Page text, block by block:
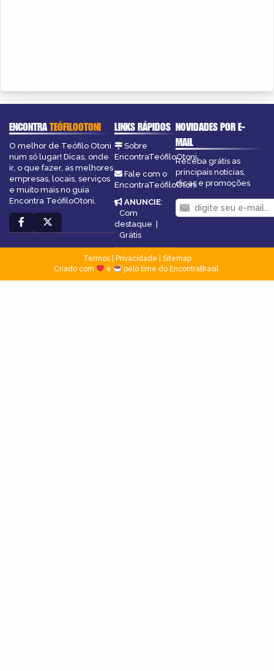
ENCONTRATEÓFILOOTONI
O melhor de Teófilo Otoni
num só lugar! Dicas, onde
ir, o que fazer, as melhores
empresas, locais, serviços
e muito mais no guia
Encontra TeófiloOtoni.
LINKS RÁPIDOS
Sobre
EncontraTeófiloOtoni
Fale com o
EncontraTeófiloOtoni
ANUNCIE:
Com
destaque |
Grátis
NOVIDADES POR E-
MAIL
Receba grátis as
principais notícias,
dicas e promoções
Termos| Privacidade
Sitemap
Criado com
e pelo time do EncontraBrasil